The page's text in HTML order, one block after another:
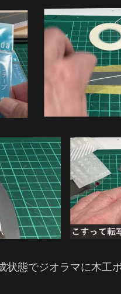
状態でジオラマに木工